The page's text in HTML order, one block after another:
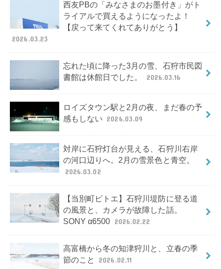
西友PBの「みなさまのお墨付き」がト
ライアルで買えるようになったよ！
【戻って来てくれてありがとう】
2026.03.23
忘れた頃に降った3月の雪、石狩市民図
書館は休館日でした。
2026.03.16
ロイズタウン駅と2月の夜、まだ春の予
感もしない 2026.03.09
対岸に石狩灯台が見える、石狩川右岸
の河口辺りへ。2月の雪景色と青空。
2026.03.02
【当別町ビトエ】石狩川堤防に登る道
の風景と、カメラが故障した話。
SONY α6500 2026.02.22
高富橋から冬の知津狩川と、立春の季
節のこと
2026.02.11